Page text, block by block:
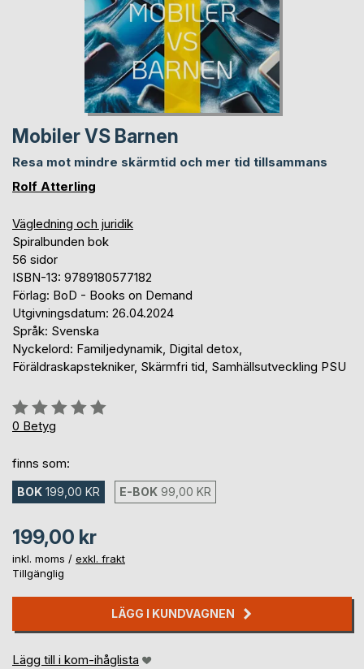
Mobiler VS Barnen
Resa mot mindre skärmtid och mer tid tillsammans
Rolf Atterling
Vägledning och juridik
Spiralbunden bok
56 sidor
ISBN-13: 9789180577182
Förlag: BoD - Books on Demand
Utgivningsdatum: 26.04.2024
Språk: Svenska
Nyckelord: Familjedynamik, Digital detox,
Föräldraskapstekniker, Skärmfri tid, Samhällsutveckling PSU
Betyg::
0%
0 Betyg
finns som:
BOK 199,00 KR E-BOK 99,00 KR
199,00 kr
inkl. moms / exkl. frakt
Tillgänglig
LÄGG I KUNDVAGNEN
Lägg till i kom-ihåglista